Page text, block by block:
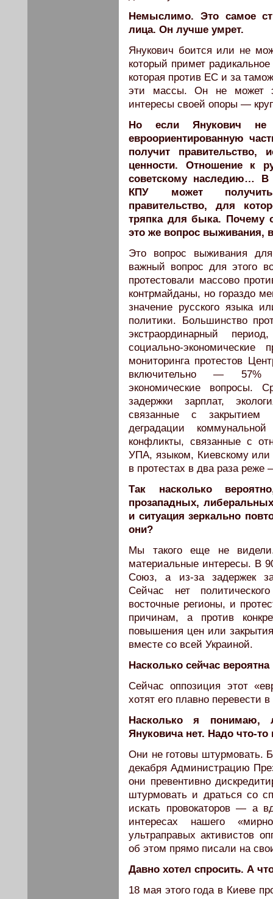
Немыслимо. Это самое
лица. Он лучше умрет.
Янукович боится или не
который примет
которая против ЕС и за
эти массы. Он не может
интересы своей опоры —
Но если Янукович не
евроориентированную
получит
ценности. Отношение к
советскому наследию… В
КПУ может получить
правительство, для
тряпка для быка. Почему
это же вопрос выживания,
Это вопрос выживания
важный вопрос для этого
протестовали массово
контрмайданы, но гораздо
значение русского языка
политики. Большинство
экстраординарный
социально-
мониторинга протестов
включительно — 57%
экономические
задержки зарплат,
связанные с закрытием
деградации
конфликты, связанные с
УПА, языком, Киевскому или
в протестах в два раза
Так насколько
прозападных,
и ситуация зеркально
они?
Мы такого еще не
материальные интересы. В
Союз, а из-за задержек
Сейчас нет
восточные регионы, и
причинам, а против
повышения цен или
вместе со всей Украиной.
Насколько сейчас
Сейчас оппозиция этот
хотят его плавно перевести
Насколько я понимаю,
Януковича нет. Надо что-
Они не готовы штурмовать.
декабря Администрацию
они превентивно
штурмовать и драться со
искать провокаторов — а
интересах нашего
ультраправых активистов
об этом прямо писали на
Давно хотел спросить. А
18 мая этого года в Киеве